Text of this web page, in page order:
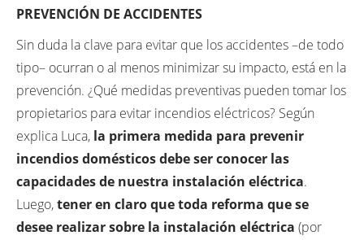
PREVENCIÓN DE ACCIDENTES
Sin duda la clave para evitar que los accidentes –de todo
tipo– ocurran o al menos minimizar su impacto, está en la
prevención. ¿Qué medidas preventivas pueden tomar los
propietarios para evitar incendios eléctricos? Según
explica Luca, la primera medida para prevenir
incendios domésticosdebe ser conocer las
capacidades de nuestra instalación eléctrica.
Luego,tener en claro que toda reforma que se
desee realizar sobre la instalación eléctrica (por